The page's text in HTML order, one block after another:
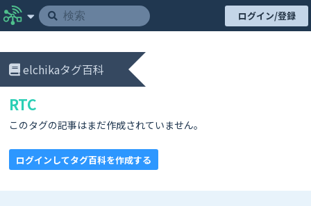
ログイン/登録
elchikaタグ百科
RTC
このタグの記事はまだ作成されていません。
ログインしてタグ百科を作成する